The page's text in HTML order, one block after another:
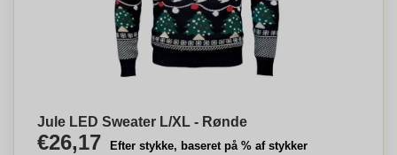
Jule LED Sweater L/XL - Rønde
€26,17 Efter stykke, baseret på % af stykker